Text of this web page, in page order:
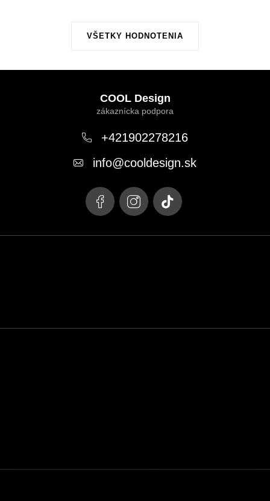
VŠETKY HODNOTENIA
COOL Design
+421902278216
info@cooldesign.sk